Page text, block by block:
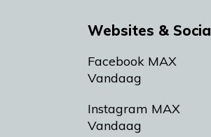
Websites & Social
Facebook MAX
Vandaag
Instagram MAX
Vandaag